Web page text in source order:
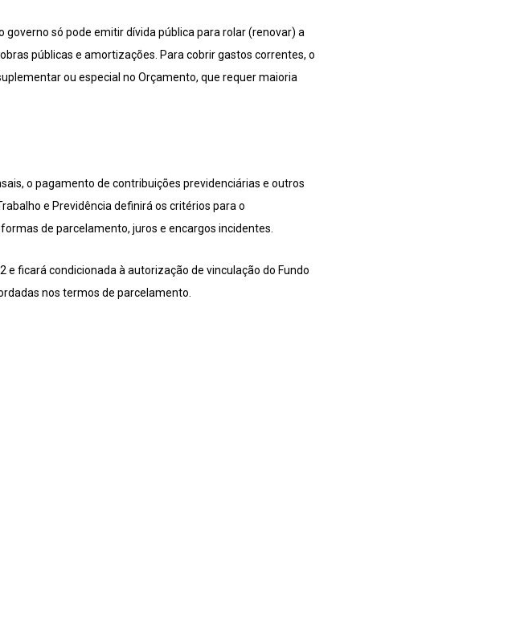
só pode emitir dívida pública para rolar (renovar) a
públicas e amortizações. Para cobrir gastos correntes, o
ou especial no Orçamento, que requer maioria
o pagamento de contribuições previdenciárias e outros
e Previdência definirá os critérios para o
de parcelamento, juros e encargos incidentes.
ficará condicionada à autorização de vinculação do Fundo
nos termos de parcelamento.